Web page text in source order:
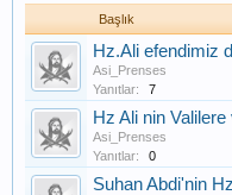
Başlık
Hz.Ali efendimiz
Asi_Prenses
Yanıtlar:
7
Hz Ali nin
Asi_Prenses
Yanıtlar:
0
Suhan Abdi'nin